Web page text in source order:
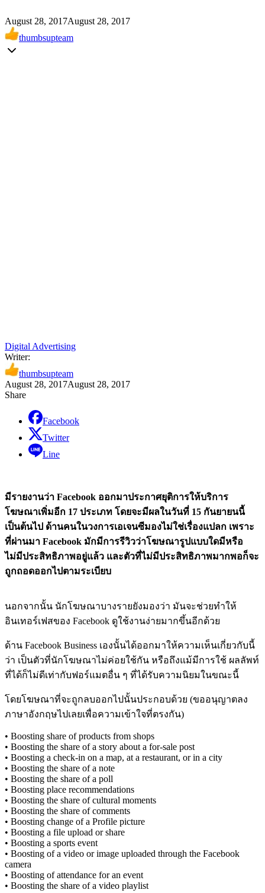
August 28, 2017August 28, 2017
thumbsupteam
Digital Advertising
Writer:
thumbsupteam
August 28, 2017August 28, 2017
Share
Facebook
Twitter
Line
มีรายงานว่า Facebook ออกมาประกาศยุติการให้บริการ
โฆษณาเพิ่มอีก 17 ประเภท โดยจะมีผลในวันที่ 15 กันยายนนี้
เป็นต้นไป ด้านคนในวงการเอเจนซีมองไม่ใช่เรื่องแปลก เพราะ
ที่ผ่านมา Facebook มักมีการรีวิวว่าโฆษณารูปแบบใดมีหรือ
ไม่มีประสิทธิภาพอยู่แล้ว และตัวที่ไม่มีประสิทธิภาพมากพอก็จะ
ถูกถอดออกไปตามระเบียบ
นอกจากนั้น นักโฆษณาบางรายยังมองว่า มันจะช่วยทำให้
อินเทอร์เฟสของ Facebook ดูใช้งานง่ายมากขึ้นอีกด้วย
ด้าน Facebook Business เองนั้นได้ออกมาให้ความเห็นเกี่ยวกับนี้
ว่า เป็นตัวที่นักโฆษณาไม่ค่อยใช้กัน หรือถึงแม้มีการใช้ ผลลัพท์
ที่ได้ก็ไม่ดีเท่ากับฟอร์แมตอื่น ๆ ที่ได้รับความนิยมในขณะนี้
โดยโฆษณาที่จะถูกลบออกไปนั้นประกอบด้วย (ขออนุญาตลง
ภาษาอังกฤษไปเลยเพื่อความเข้าใจที่ตรงกัน)
• Boosting share of products from shops
• Boosting the share of a story about a for-sale post
• Boosting a check-in on a map, at a restaurant, or in a city
• Boosting the share of a note
• Boosting the share of a poll
• Boosting place recommendations
• Boosting the share of cultural moments
• Boosting the share of comments
• Boosting change of a Profile picture
• Boosting a file upload or share
• Boosting a sports event
• Boosting of a video or image uploaded through the Facebook
camera
• Boosting of attendance for an event
• Boosting the share of a video playlist